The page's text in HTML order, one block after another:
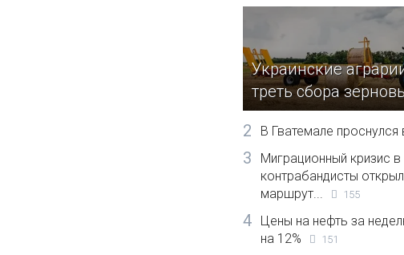
Украинские
треть сбора
2 В Гватемале проснулся
3
Миграционный кризис в
контрабандисты
маршрут...
155
4
Цены на нефть за
на 12%
151